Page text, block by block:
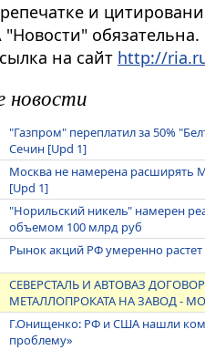
и
на сайт http://
новости
"Газпром" переплатил за 50%
Сечин [Upd 1]
Москва не намерена расширять
[Upd 1]
"Норильский никель" намерен
объемом 100 млрд руб
Рынок акций РФ умеренно
СЕВЕРСТАЛЬ И АВТОВАЗ
МЕТАЛЛОПРОКАТА НА ЗАВОД -
Г.Онищенко: РФ и США нашли
проблему»